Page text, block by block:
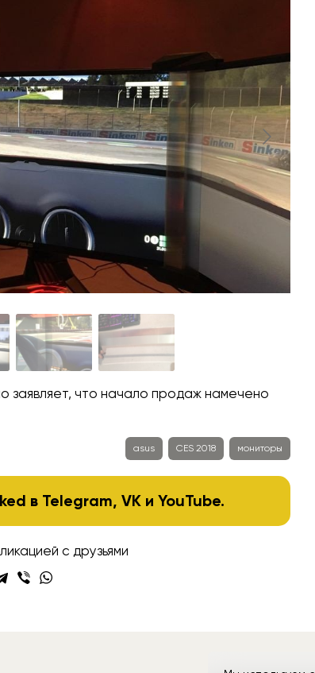
заявляет, что начало продаж намечено
asus CES 2018 мониторы
в Telegram,VK иYouTube.
с друзьями